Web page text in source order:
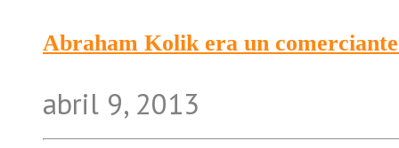
Abraham Kolik era un
abril 9, 2013